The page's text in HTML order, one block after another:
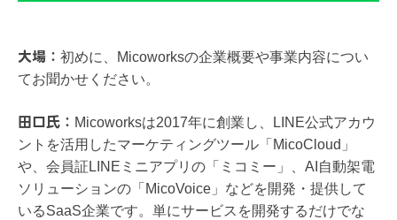
大場： 初めに、Micoworksの企業概要や事業内容につい
てお聞かせください。
​田口氏： Micoworksは2017年に創業し、LINE公式アカウ
ントを活用したマーケティングツール「MicoCloud」
や、会員証LINEミニアプリの「ミコミー」、AI自動架電
ソリューションの「MicoVoice」などを開発・提供して
いるSaaS企業です。​​単にサービスを開発するだけでな